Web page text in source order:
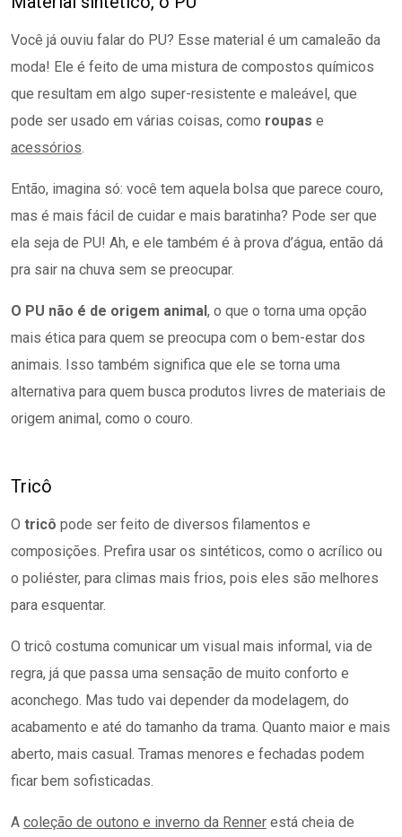
Você já ouviu falar do PU? Esse material é um camaleão da
moda! Ele é feito de uma mistura de compostos químicos
que resultam em algo super-resistente e maleável, que
pode ser usado em várias coisas, como roupas e
acessórios.
Então, imagina só: você tem aquela bolsa que parece couro,
mas é mais fácil de cuidar e mais baratinha? Pode ser que
ela seja de PU! Ah, e ele também é à prova d’água, então dá
pra sair na chuva sem se preocupar.
O PU não é de origem animal, o que o torna uma opção
mais ética para quem se preocupa com o bem-estar dos
animais. Isso também significa que ele se torna uma
alternativa para quem busca produtos livres de materiais de
origem animal, como o couro.
Tricô
O tricô pode ser feito de diversos filamentos e
composições. Prefira usar os sintéticos, como o acrílico ou
o poliéster, para climas mais frios, pois eles são melhores
para esquentar.
O tricô costuma comunicar um visual mais informal, via de
regra, já que passa uma sensação de muito conforto e
aconchego. Mas tudo vai depender da modelagem, do
acabamento e até do tamanho da trama. Quanto maior e mais
aberto, mais casual. Tramas menores e fechadas podem
ficar bem sofisticadas.
A coleção de outono e inverno da Renner está cheia de